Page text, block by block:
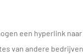
een hyperlink
van andere